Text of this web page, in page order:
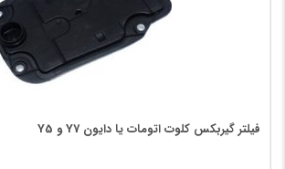
فیلتر گیربکس کلوت اتومات یا دایون Y7 و Y5